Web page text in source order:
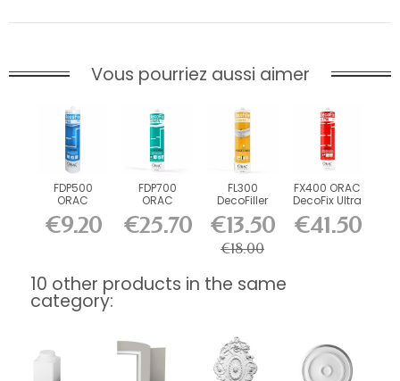
Vous pourriez aussi aimer
FDP500
ORAC
DecoFix Pro
310 ml
€9.20
FDP700
ORAC
DecoFix
Power 290
ml
€25.70
FL300
DecoFiller
€13.50
€18.00
FX400 ORAC
DecoFix Ultra
€41.50
10 other products in the same
category: